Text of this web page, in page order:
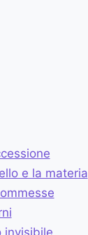
e la materia
invisibile